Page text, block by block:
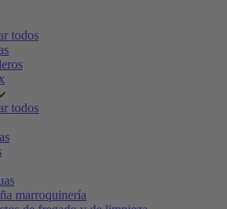
todos
todos
marroquinería